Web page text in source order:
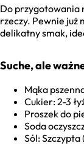
Do przygotowania
rzeczy. Pewnie już
delikatny smak,
Suche, ale
Mąka
Cukier: 2-3
Proszek do
Soda
Sól: Szczypta